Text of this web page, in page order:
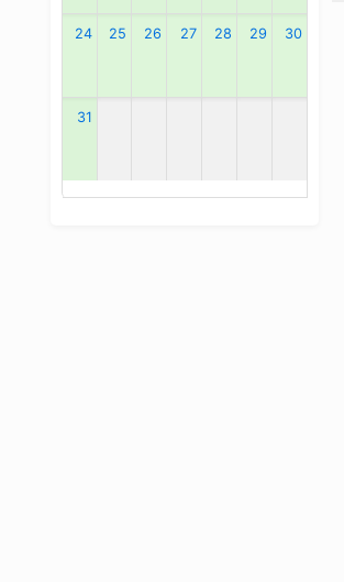
24 25 26 27 28 29 30
31